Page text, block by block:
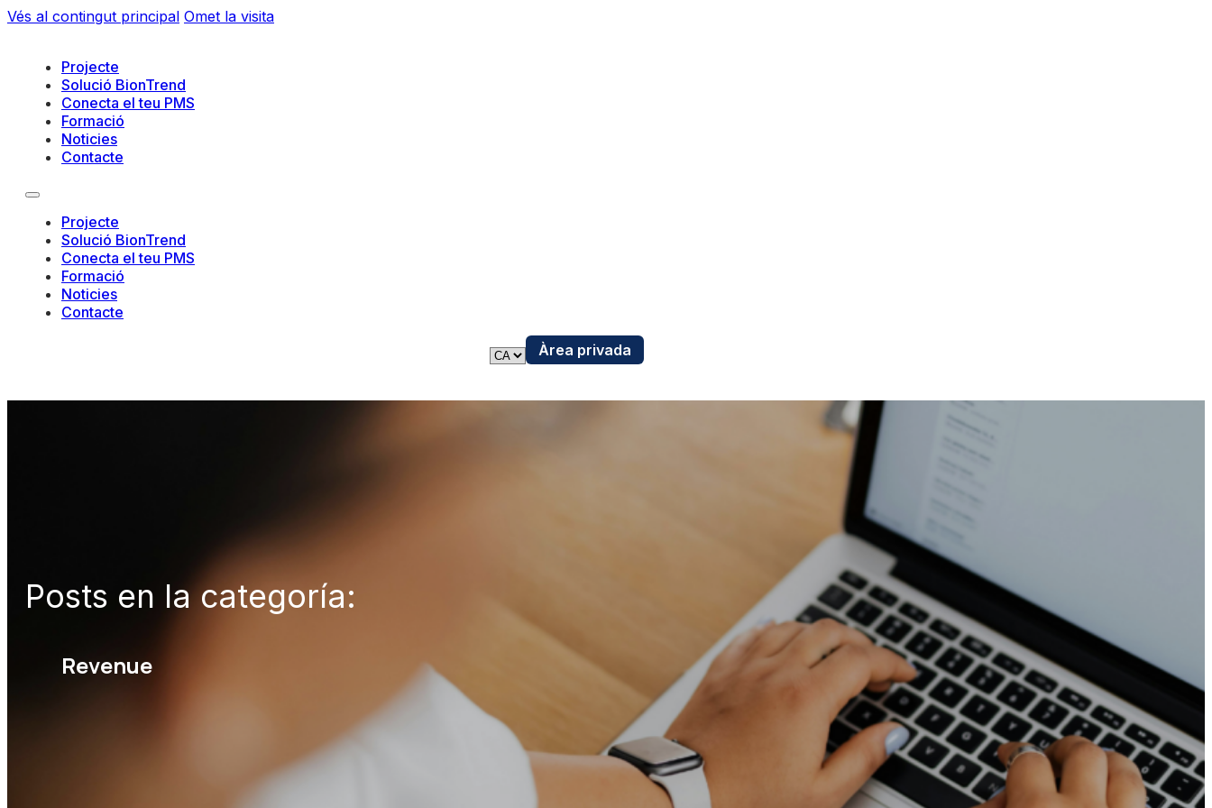
Vés al contingut principal Omet la visita
Projecte
Solució BionTrend
Conecta el teu PMS
Formació
Noticies
Contacte
Projecte
Solució BionTrend
Conecta el teu PMS
Formació
Noticies
Contacte
Àrea privada
Posts en la categoría:
Revenue